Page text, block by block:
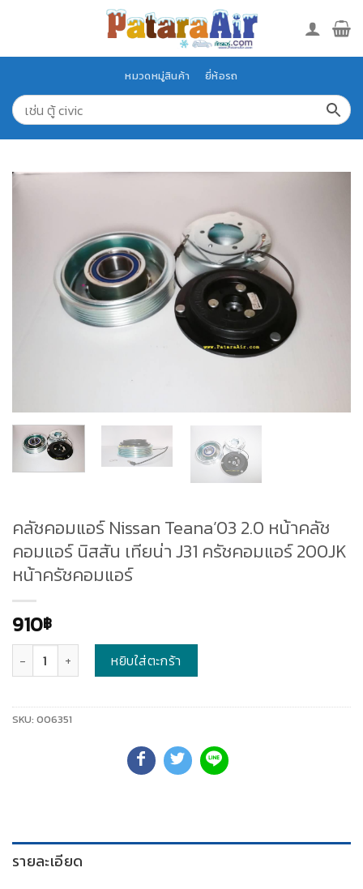
หมวดหมู่สินค้า ยี่ห้อรถ
คลัชคอมแอร์ Nissan Teana’03 2.0 หน้าคลัช
คอมแอร์ นิสสัน เทียน่า J31 ครัชคอมแอร์ 200JK
หน้าครัชคอมแอร์
910฿
หยิบใส่ตะกร้า
SKU: 006351
รายละเอียด